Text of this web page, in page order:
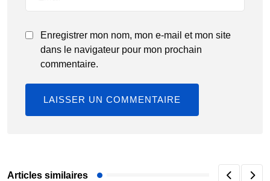
Enregistrer mon nom, mon e-mail et mon site
dans le navigateur pour mon prochain
commentaire.
Articles similaires